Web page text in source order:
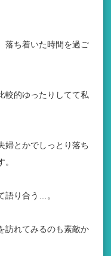
落ち着いた時間を過ご
較的ゆったりしてて私
婦とかでしっとり落ち
語り合う…。
訪れてみるのも素敵か